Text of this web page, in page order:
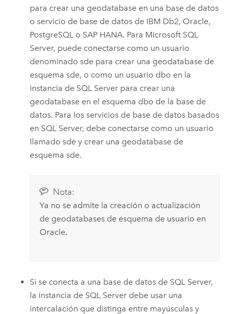
para crear una geodatabase en una base de datos
o servicio de base de datos de IBM Db2, Oracle,
PostgreSQL o SAP HANA. Para Microsoft SQL
Server, puede conectarse como un usuario
denominado sde para crear una geodatabase de
esquema sde, o como un usuario dbo en la
instancia de SQL Server para crear una
geodatabase en el esquema dbo de la base de
datos. Para los servicios de base de datos basados
en SQL Server, debe conectarse como un usuario
llamado sde y crear una geodatabase de
esquema sde.
Nota:
Ya no se admite la creación o actualización
de geodatabases de esquema de usuario en
Oracle.
Si se conecta a una base de datos de SQL Server,
la instancia de SQL Server debe usar una
intercalación que distinga entre mayúsculas y